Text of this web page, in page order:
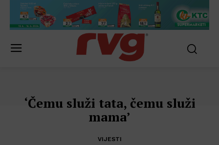
‘Čemu služi tata, čemu služi
mama’
VIJESTI